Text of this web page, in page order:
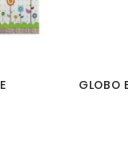
GLOBO